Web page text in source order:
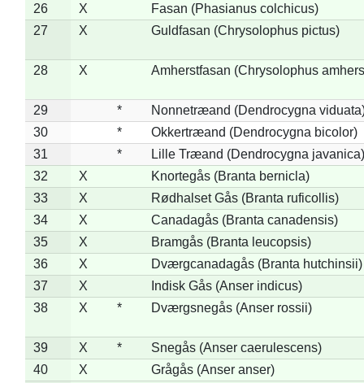
26 X
Fasan (Phasianus colchicus)
27
X Guldfasan (Chrysolophus pictus)
28 X Amherstfasan (Chrysolophus
29 *
Nonnetræand (Dendrocygna
30
*
Okkertræand (Dendrocygna bicolor)
31
*
Lille Træand (Dendrocygna javanica)
32
X
Knortegås (Branta bernicla)
33
X
Rødhalset Gås (Branta ruficollis)
34
X
Canadagås (Branta canadensis)
35
X
Bramgås (Branta leucopsis)
36
X
Dværgcanadagås (Branta hutchinsii)
37
X
Indisk Gås (Anser indicus)
38
X * Dværgsnegås (Anser rossii)
39 X *
Snegås (Anser caerulescens)
40
X
Grågås (Anser anser)